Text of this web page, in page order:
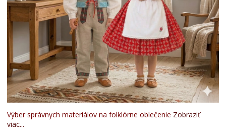
Výber správnych materiálov na folklórne oblečenie Zobraziť
viac...